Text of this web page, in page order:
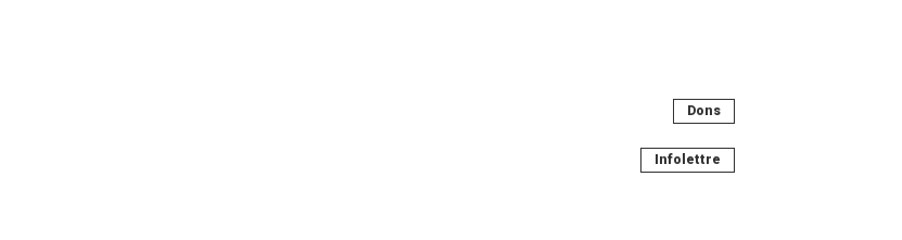
Dons
Infolettre